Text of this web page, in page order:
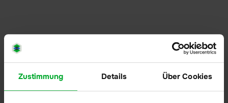
Zustimmung Details Über Cookies